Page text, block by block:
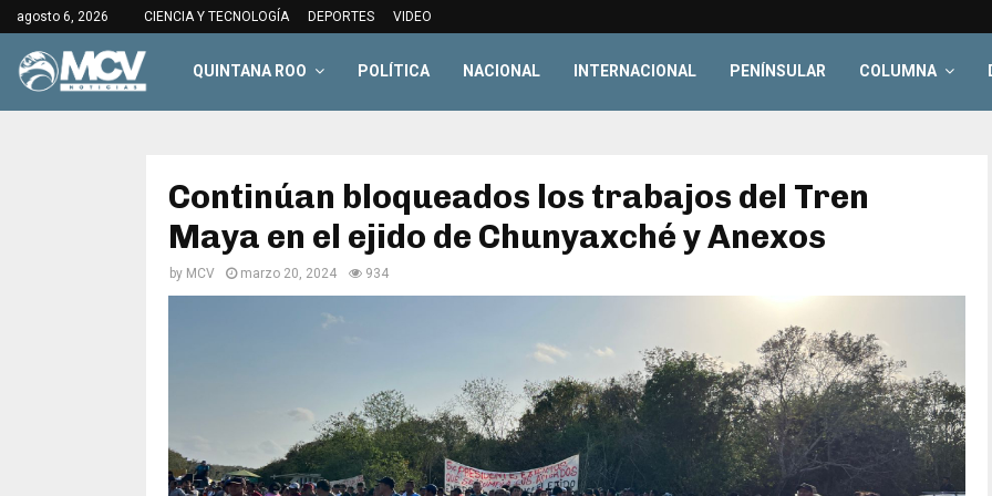
agosto 6, 2026 CIENCIA Y TECNOLOGÍA DEPORTES VIDEO
QUINTANA ROO POLÍTICA NACIONAL INTERNACIONAL PENÍNSULAR COLUMNA
Continúan bloqueados los trabajos del Tren
Maya en el ejido de Chunyaxché y Anexos
by MCV marzo 20, 2024 934